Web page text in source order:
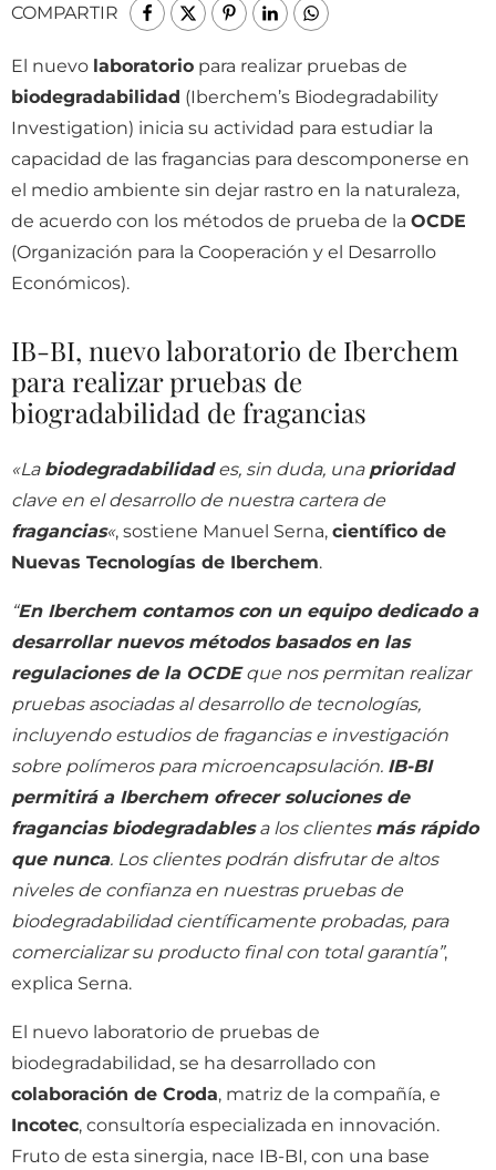
COMPARTIR
El nuevo laboratorio para realizar pruebas de
biodegradabilidad (Iberchem’s Biodegradability
Investigation) inicia su actividad para estudiar la
capacidad de las fragancias para descomponerse en
el medio ambiente sin dejar rastro en la naturaleza,
de acuerdo con los métodos de prueba de la OCDE
(Organización para la Cooperación y el Desarrollo
Económicos).
IB-BI, nuevo laboratorio de Iberchem
para realizar pruebas de
biogradabilidad de fragancias
«La biodegradabilidades, sin duda, una prioridad
clave en el desarrollo de nuestra cartera de
fragancias«, sostiene Manuel Serna, científico de
Nuevas Tecnologías de Iberchem.
“En Iberchem contamos con un equipo dedicado a
desarrollar nuevos métodos basados en las
regulaciones de la OCDEque nos permitan realizar
pruebas asociadas al desarrollo de tecnologías,
incluyendo estudios de fragancias e investigación
sobre polímeros para microencapsulación. IB-BI
permitirá a Iberchem ofrecer soluciones de
fragancias biodegradablesa los clientes más rápido
que nunca. Los clientes podrán disfrutar de altos
niveles de confianza en nuestras pruebas de
biodegradabilidad científicamente probadas, para
comercializar su producto final con total garantía”,
explica Serna.
El nuevo laboratorio de pruebas de
biodegradabilidad, se ha desarrollado con
colaboración de Croda, matriz de la compañía, e
Incotec, consultoría especializada en innovación.
Fruto de esta sinergia, nace IB-BI, con una base